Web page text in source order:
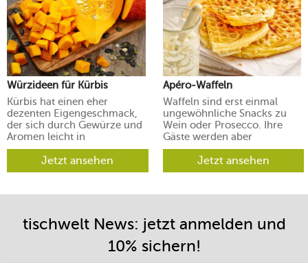
Würzideen für Kürbis
Kürbis hat einen eher
dezenten Eigengeschmack,
der sich durch Gewürze und
Aromen leicht in
verschiedene Richtungen
lenken lässt.Jetzt ansehen
Apéro-Waffeln
Waffeln sind erst einmal
ungewöhnliche Snacks zu
Wein oder Prosecco. Ihre
Gäste werden aber
begeistert sein.
Jetzt ansehen
tischwelt News: jetzt anmelden und
10% sichern!